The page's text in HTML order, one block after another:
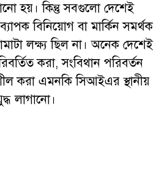
হয়। কিন্তু সবগুলো দেশেই
বিনিয়োগ বা মার্কিন সমর্থক
লক্ষ্য ছিল না। অনেক দেশেই
করা, সংবিথান পরিবর্তন
করা এমনকি সিআইএর স্থানীয়
লাগানো।